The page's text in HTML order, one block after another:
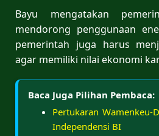
Bayu mengatakan
mendorong penggunaan
pemerintah juga harus
agar memiliki nilai ekonomi
Baca Juga Pilihan Pembaca:
Pertukaran Wamenkeu-
Independensi BI